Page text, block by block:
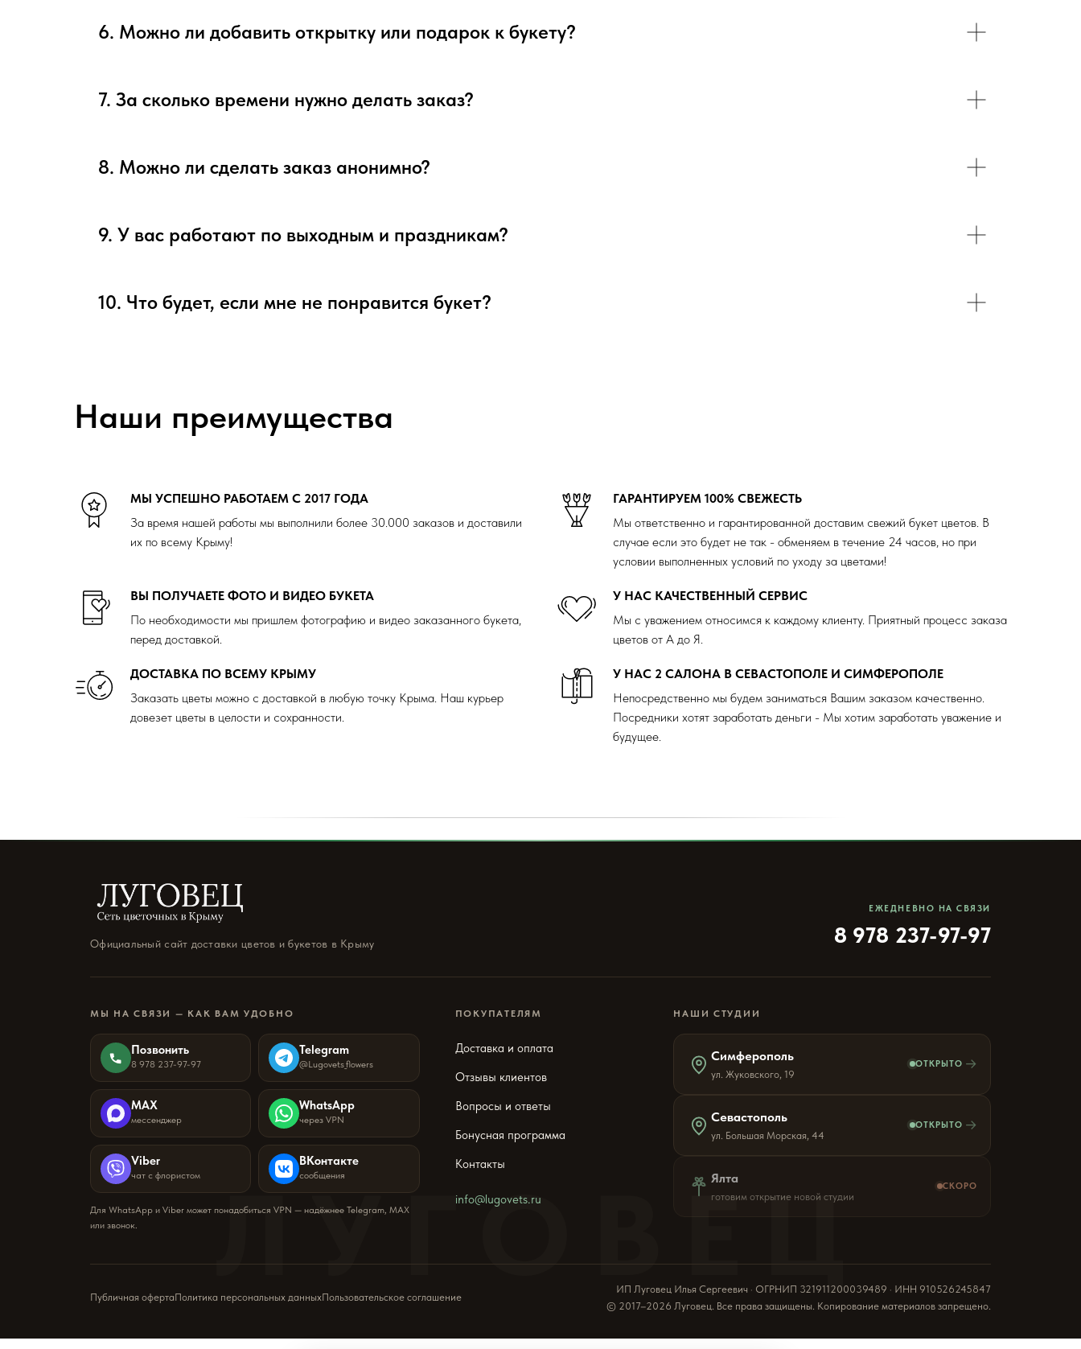
6. Можно ли добавить открытку или подарок к букету?
7. За сколько времени нужно делать заказ?
8. Можно ли сделать заказ анонимно?
9. У вас работают по выходным и праздникам?
10. Что будет, если мне не понравится букет?
Наши преимущества
МЫ УСПЕШНО РАБОТАЕМ С 2017 ГОДА
За время нашей работы мы выполнили более 30.000 заказов и доставили
их по всему Крыму!
ГАРАНТИРУЕМ 100% СВЕЖЕСТЬ
Мы ответственно и гарантированной доставим свежий букет цветов. В
случае если это будет не так - обменяем в течение 24 часов, но при
условии выполненных условий по уходу за цветами!
ВЫ ПОЛУЧАЕТЕ ФОТО И ВИДЕО БУКЕТА
По необходимости мы пришлем фотографию и видео заказанного букета,
перед доставкой.
У НАС КАЧЕСТВЕННЫЙ СЕРВИС
Мы с уважением относимся к каждому клиенту. Приятный процесс заказа
цветов от А до Я.
ДОСТАВКА ПО ВСЕМУ КРЫМУ
Заказать цветы можно с доставкой в любую точку Крыма. Наш курьер
довезет цветы в целости и сохранности.
У НАС 2 САЛОНА В СЕВАСТОПОЛЕ И СИМФЕРОПОЛЕ
Непосредственно мы будем заниматься Вашим заказом качественно.
Посредники хотят заработать деньги - Мы хотим заработать уважение и
будущее.
Официальный сайт доставки цветов и букетов в Крыму
ЕЖЕДНЕВНО НА СВЯЗИ
8 978 237-97-97
МЫ НА СВЯЗИ — КАК ВАМ УДОБНО
Позвонить
8 978 237-97-97
Telegram
@Lugovets_flowers
MAX
мессенджер
WhatsApp
через VPN
Viber
чат с флористом
ВКонтакте
сообщения
Для WhatsApp и Viber может понадобиться VPN — надёжнее Telegram, MAX
или звонок.
ПОКУПАТЕЛЯМ
Доставка и оплата
Отзывы клиентов
Вопросы и ответы
Бонусная программа
Контакты
info@lugovets.ru
НАШИ СТУДИИ
Симферополь
ул. Жуковского, 19
ОТКРЫТО →
Севастополь
ул. Большая Морская, 44
ОТКРЫТО →
Ялта
готовим открытие новой студии
СКОРО
Публичная офертаПолитика персональных данныхПользовательское соглашение
ИП Луговец Илья Сергеевич · ОГРНИП 321911200039489 · ИНН 910526245847
© 2017–2026 Луговец. Все права защищены. Копирование материалов запрещено.
ЛУГОВЕЦ